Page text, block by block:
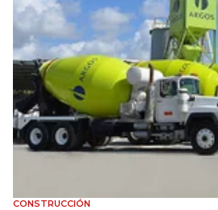
CONSTRUCCIÓN